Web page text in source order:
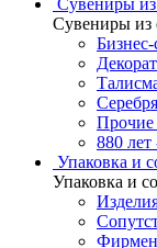
Сувениры из
Сувениры из
Прочие
880
Упаковка и
Упаковка и